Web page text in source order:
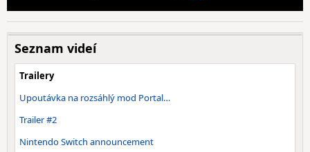
Seznam videí
Trailery
Upoutávka na rozsáhlý mod Portal…
Trailer #2
Nintendo Switch announcement